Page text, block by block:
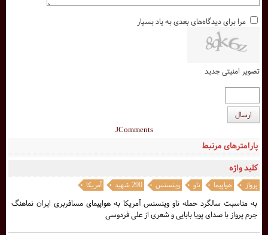
به مناسبت سالگرد حمله ناو وینسنس آمریکا به هواپیمای مسافربری ایران نماهنگ
جرم پرواز با صدای پویا بابایی و شعری از علی فردوسی
کلید واژه
پرواز هواپیما ناو وینسنس 290 شهید آمریکا
پارامترهای مرتبط
مرا برای دیدگاه‌های بعدی به یاد بسپار
تصویر امنیتی جدید
ارسال
JComments